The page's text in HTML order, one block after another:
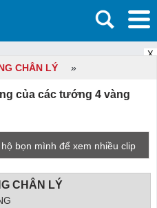
X
CHÂN LÝ »
của các tướng 4 vàng
bọn mình để xem nhiều clip
CHÂN LÝ